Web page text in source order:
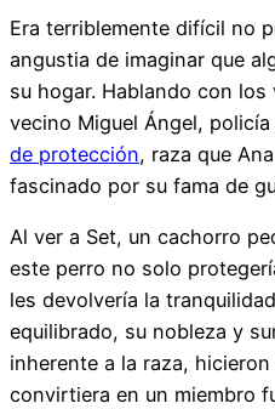
Era terriblemente difícil no
angustia de imaginar que
su hogar. Hablando con
vecino Miguel Ángel,
de protección, raza que
fascinado por su fama de
Al ver a Set, un cachorro
este perro no solo
les devolvería la
equilibrado, su nobleza y
inherente a la raza,
convirtiera en un miembro